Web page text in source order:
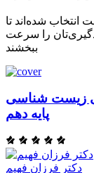
انتخاب شده‌اند تا
را سرعت
ببخشند
زیست شناسی
پایه دهم
دکتر فرزان فهیم